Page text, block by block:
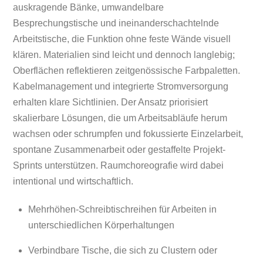
auskragende Bänke, umwandelbare
Besprechungstische und ineinanderschachtelnde
Arbeitstische, die Funktion ohne feste Wände visuell
klären. Materialien sind leicht und dennoch langlebig;
Oberflächen reflektieren zeitgenössische Farbpaletten.
Kabelmanagement und integrierte Stromversorgung
erhalten klare Sichtlinien. Der Ansatz priorisiert
skalierbare Lösungen, die um Arbeitsabläufe herum
wachsen oder schrumpfen und fokussierte Einzelarbeit,
spontane Zusammenarbeit oder gestaffelte Projekt-
Sprints unterstützen. Raumchoreografie wird dabei
intentional und wirtschaftlich.
Mehrhöhen-Schreibtischreihen für Arbeiten in
unterschiedlichen Körperhaltungen
Verbindbare Tische, die sich zu Clustern oder